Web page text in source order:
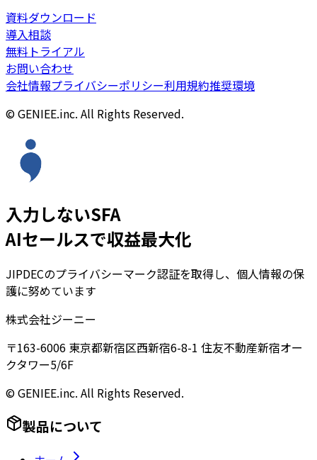
資料ダウンロード
導入相談
無料トライアル
お問い合わせ
会社情報プライバシーポリシー利用規約推奨環境
© GENIEE.inc. All Rights Reserved.
入力しないSFA
AIセールスで収益最大化
JIPDECのプライバシーマーク認証を取得し、個人情報の保
護に努めています
株式会社ジーニー
〒163-6006 東京都新宿区西新宿6-8-1 住友不動産新宿オー
クタワー5/6F
© GENIEE.inc. All Rights Reserved.
製品について